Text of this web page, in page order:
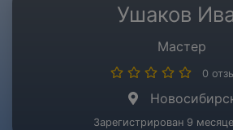
Ушаков
Мастер
0
Зарегистрирован 9